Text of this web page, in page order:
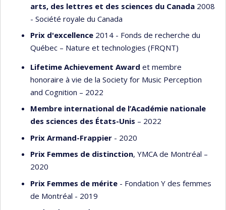
arts, des lettres et des sciences du Canada 2008
- Société royale du Canada
Prix d'excellence 2014 - Fonds de recherche du
Québec – Nature et technologies (FRQNT)
Lifetime Achievement Award et membre
honoraire à vie de la Society for Music Perception
and Cognition – 2022
Membre international de l’Académie nationale
des sciences des États-Unis – 2022
Prix Armand-Frappier - 2020
Prix Femmes de distinction, YMCA de Montréal –
2020
Prix Femmes de mérite - Fondation Y des femmes
de Montréal - 2019